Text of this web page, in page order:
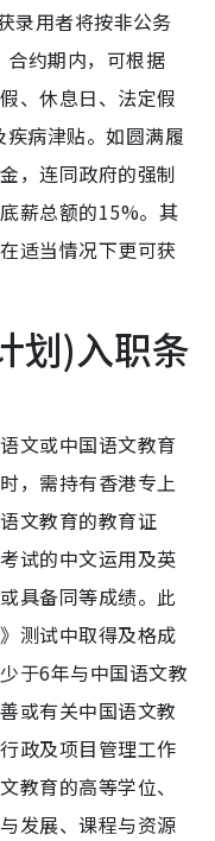
录用者将按非公务
合约期内，可根据
、休息日、法定假
病津贴。如圆满履
，连同政府的强制
薪总额的15%。其
适当情况下更可获
划)入职条
文或中国语文教育
，需持有香港专上
文教育的教育证
试的中文运用及英
具备同等成绩。此
测试中取得及格成
于6年与中国语文教
或有关中国语文教
政及项目管理工作
教育的高等学位、
发展、课程与资源